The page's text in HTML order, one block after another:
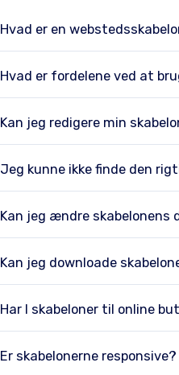
Hvad er en
Hvad er fordelene ved at
Kan jeg redigere min
Jeg kunne ikke finde den
Kan jeg ændre skabelonens
Kan jeg downloade
Har I skabeloner til online
Er skabelonerne responsive?